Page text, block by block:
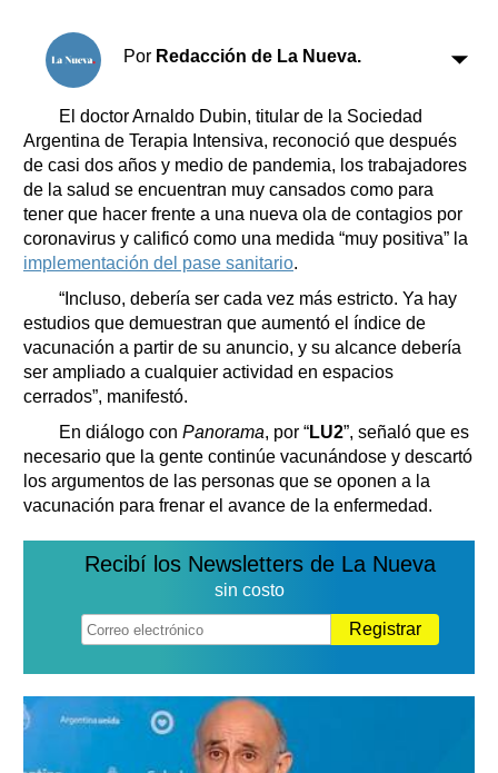
Horóscopo
Suplementos
Servicios
Farmacias
Transportes
Loterías
Datos Útiles
Fúnebres
Edictos
Por Redacción de La Nueva.
El doctor Arnaldo Dubin, titular de la Sociedad
Argentina de Terapia Intensiva, reconoció que después
de casi dos años y medio de pandemia, los trabajadores
de la salud se encuentran muy cansados como para
tener que hacer frente a una nueva ola de contagios por
coronavirus y calificó como una medida “muy positiva” la
implementación del pase sanitario.
“Incluso, debería ser cada vez más estricto. Ya hay
estudios que demuestran que aumentó el índice de
vacunación a partir de su anuncio, y su alcance debería
ser ampliado a cualquier actividad en espacios
cerrados”, manifestó.
En diálogo con Panorama, por “LU2”, señaló que es
necesario que la gente continúe vacunándose y descartó
los argumentos de las personas que se oponen a la
vacunación para frenar el avance de la enfermedad.
Recibí los Newsletters de La Nueva
sin costo
Registrar